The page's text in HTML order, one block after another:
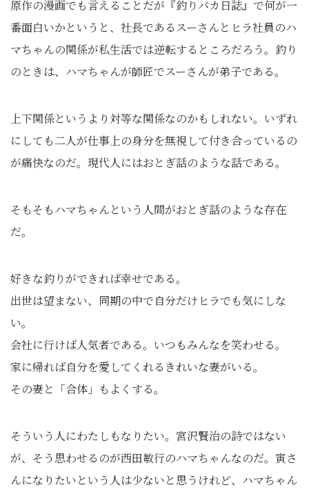
原作の漫画でも言えることだが『釣りバカ日誌』で何が一
番面白いかというと、社長であるスーさんとヒラ社員のハ
マちゃんの関係が私生活では逆転するところだろう。釣り
のときは、ハマちゃんが師匠でスーさんが弟子である。
上下関係というより対等な関係なのかもしれない。いずれ
にしても二人が仕事上の身分を無視して付き合っているの
が痛快なのだ。現代人にはおとぎ話のような話である。
そもそもハマちゃんという人間がおとぎ話のような存在
だ。
好きな釣りができれば幸せである。
出世は望まない、同期の中で自分だけヒラでも気にしな
い。
会社に行けば人気者である。いつもみんなを笑わせる。
家に帰れば自分を愛してくれるきれいな妻がいる。
その妻と「合体」もよくする。
そういう人にわたしもなりたい。宮沢賢治の詩ではない
が、そう思わせるのが西田敏行のハマちゃんなのだ。寅さ
んになりたいという人は少ないと思うけれど、ハマちゃん